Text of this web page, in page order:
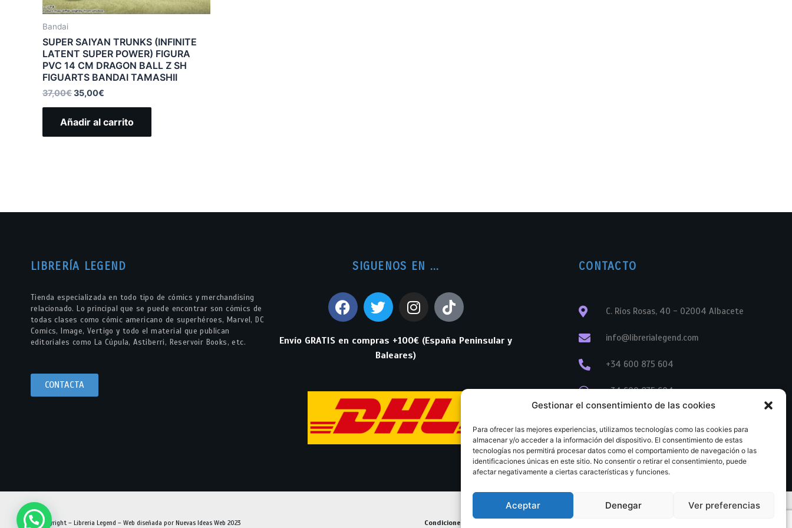
Gestionar el consentimiento de las cookies
Para ofrecer las mejores experiencias, utilizamos tecnologías como las cookies para
almacenar y/o acceder a la información del dispositivo. El consentimiento de estas
tecnologías nos permitirá procesar datos como el comportamiento de navegación o las
identificaciones únicas en este sitio. No consentir o retirar el consentimiento, puede
afectar negativamente a ciertas características y funciones.
Aceptar Denegar Ver preferencias
Bandai
SUPER SAIYAN TRUNKS (INFINITE
LATENT SUPER POWER) FIGURA
PVC 14 CM DRAGON BALL Z SH
FIGUARTS BANDAI TAMASHII
37,00€35,00€
Añadir al carrito
LIBRERÍA LEGEND
Tienda especializada en todo tipo de cómics y merchandising
relacionado. Lo principal que se puede encontrar son cómics de
todas clases como cómic americano de superhéroes, Marvel, DC
Comics, Image, Vertigo y todo el material que publican
editoriales como La Cúpula, Astiberri, Reservoir Books, etc.
CONTACTA
SIGUENOS EN ...
Envío GRATIS en compras +100€ (España Peninsular y
Baleares)
CONTACTO
C. Ríos Rosas, 40 - 02004 Albacete
info@librerialegend.com
+34 600 875 604
+34 600 875 604
© Copyright – Libreria Legend – Web diseñada por Nuevas Ideas Web 2023 Condiciones Generales de Contratación